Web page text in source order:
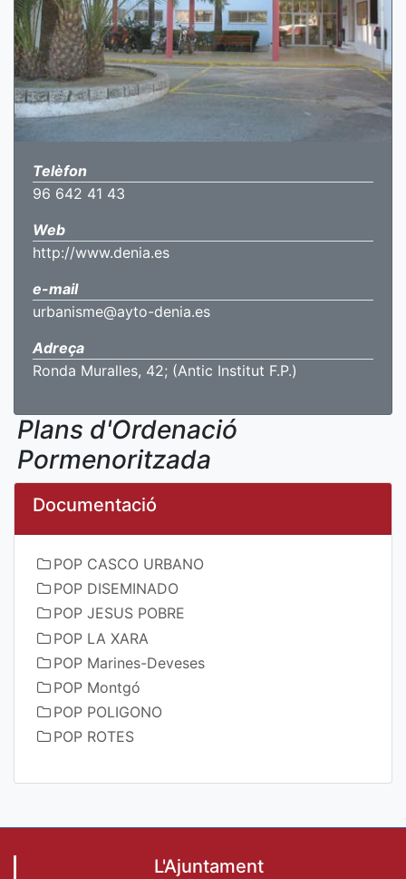
Telèfon
96 642 41 43
Web
http://www.denia.es
e-mail
urbanisme@ayto-denia.es
Adreça
Ronda Muralles, 42; (Antic Institut F.P.)
Plans d'Ordenació
Pormenoritzada
Documentació
POP CASCO URBANO
POP DISEMINADO
POP JESUS POBRE
POP LA XARA
POP Marines-Deveses
POP Montgó
POP POLIGONO
POP ROTES
L'Ajuntament